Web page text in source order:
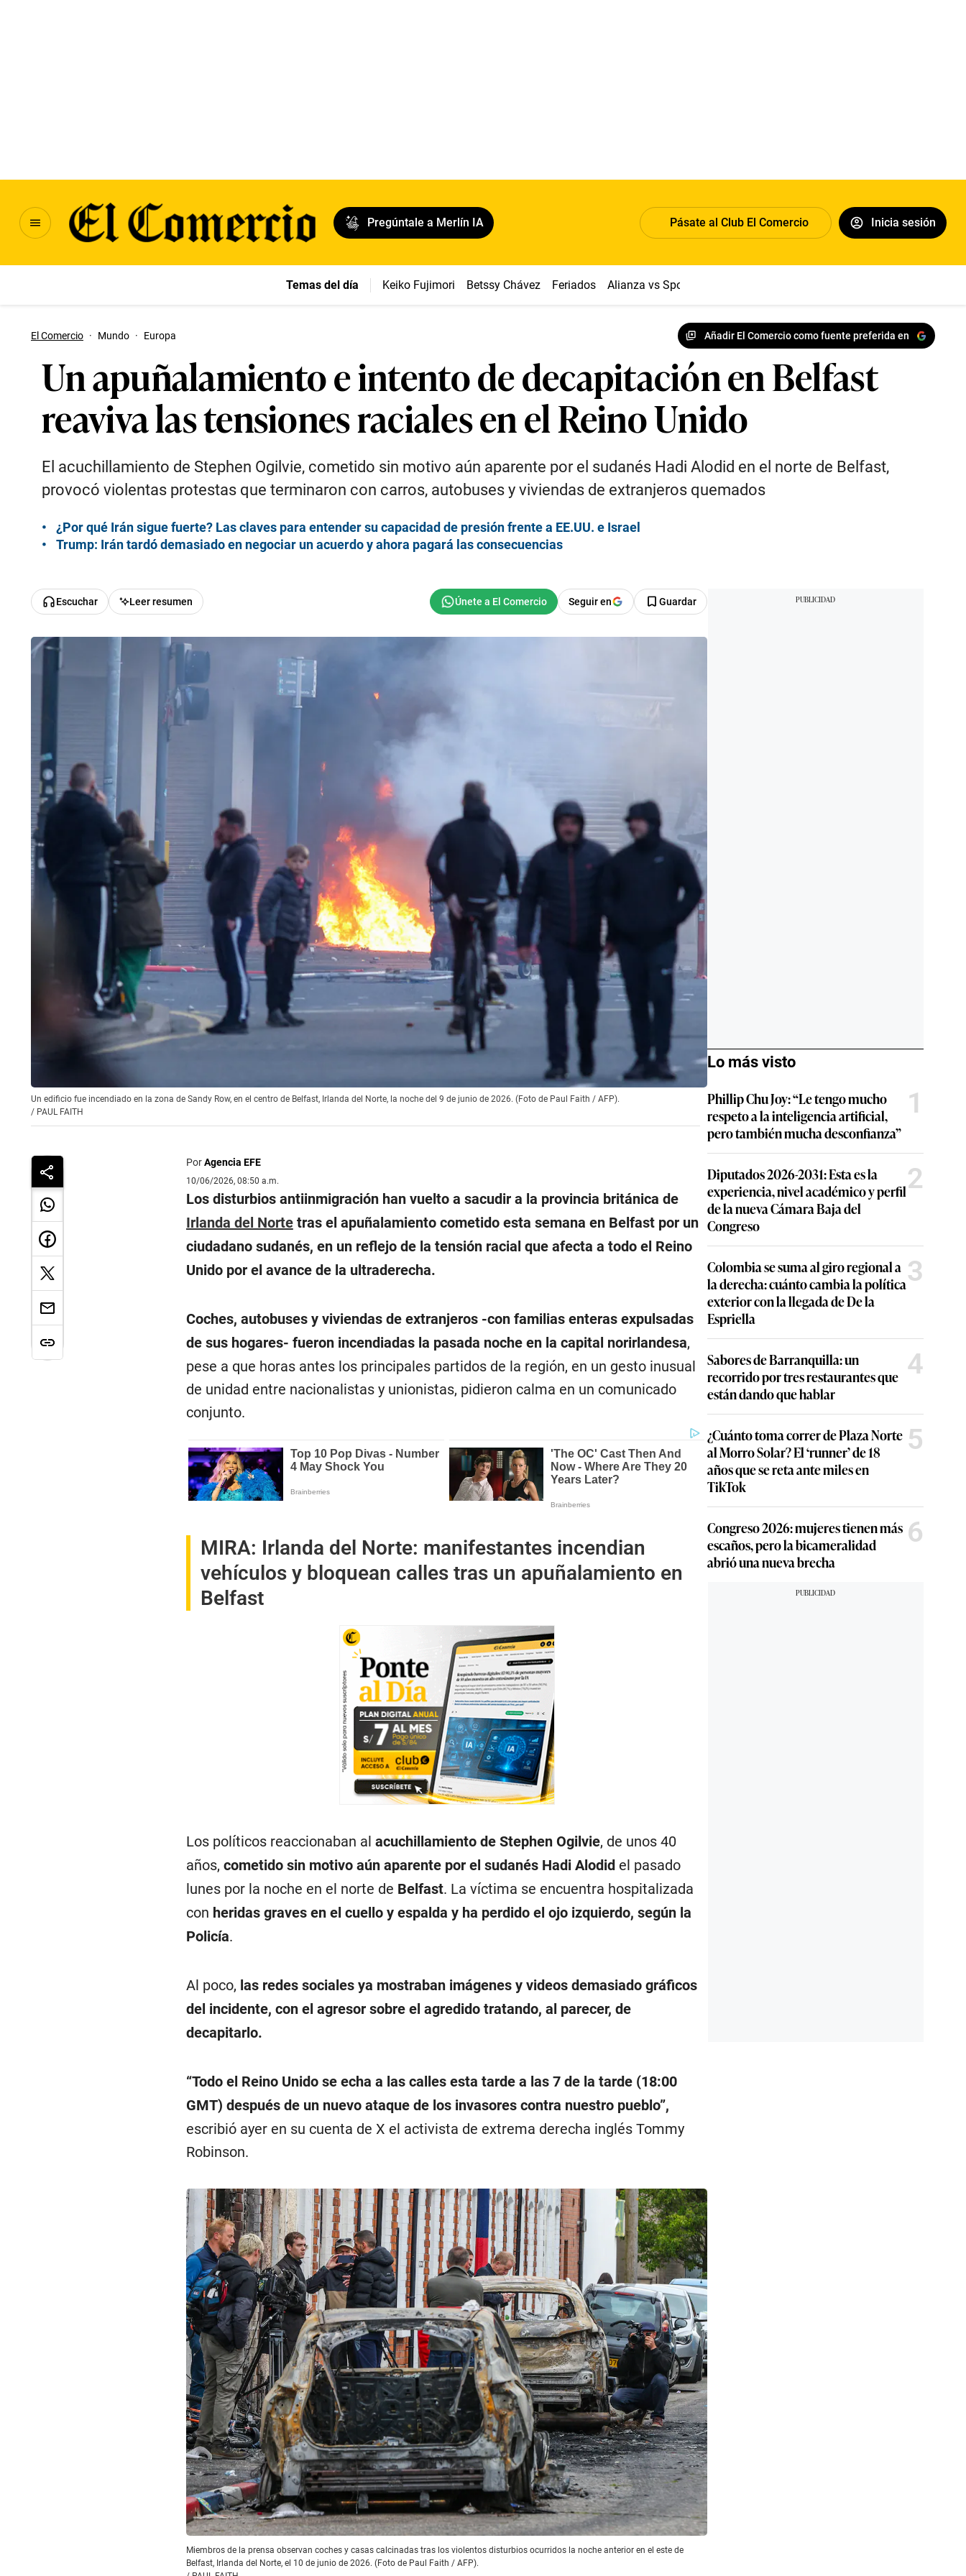
Pregúntale a Merlín IA Pásate al Club El Comercio Inicia sesión
Temas del día Keiko Fujimori Betssy Chávez Feriados Alianza vs Sport Boys
El Comercio · Mundo · Europa Añadir El Comercio como fuente preferida en
Un apuñalamiento e intento de decapitación en Belfast
reaviva las tensiones raciales en el Reino Unido
El acuchillamiento de Stephen Ogilvie, cometido sin motivo aún aparente por el sudanés Hadi Alodid en el norte de Belfast,
provocó violentas protestas que terminaron con carros, autobuses y viviendas de extranjeros quemados
¿Por qué Irán sigue fuerte? Las claves para entender su capacidad de presión frente a EE.UU. e Israel
Trump: Irán tardó demasiado en negociar un acuerdo y ahora pagará las consecuencias
Escuchar Leer resumen Seguir en Guardar
Un edificio fue incendiado en la zona de Sandy Row, en el centro de Belfast, Irlanda del Norte, la noche del 9 de junio de 2026. (Foto de Paul Faith / AFP).
/ PAUL FAITH
PorAgencia EFE
10/06/2026, 08:50 a.m.
Los disturbios antiinmigración han vuelto a sacudir a la provincia británica de
Irlanda del Nortetras el apuñalamiento cometido esta semana en Belfast por un
ciudadano sudanés, en un reflejo de la tensión racial que afecta a todo el Reino
Unido por el avance de la ultraderecha.
Coches, autobuses y viviendas de extranjeros -con familias enteras expulsadas
de sus hogares- fueron incendiadas la pasada noche en la capital norirlandesa,
pese a que horas antes los principales partidos de la región, en un gesto inusual
de unidad entre nacionalistas y unionistas, pidieron calma en un comunicado
conjunto.
MIRA: Irlanda del Norte: manifestantes incendian
vehículos y bloquean calles tras un apuñalamiento en
Belfast
Los políticos reaccionaban al acuchillamiento de Stephen Ogilvie, de unos 40
años, cometido sin motivo aún aparente por el sudanés Hadi Alodidel pasado
lunes por la noche en el norte de Belfast. La víctima se encuentra hospitalizada
con heridas graves en el cuello y espalda y ha perdido el ojo izquierdo, según la
Policía.
Al poco, las redes sociales ya mostraban imágenes y videos demasiado gráficos
del incidente, con el agresor sobre el agredido tratando, al parecer, de
decapitarlo.
“Todo el Reino Unido se echa a las calles esta tarde a las 7 de la tarde (18:00
GMT) después de un nuevo ataque de los invasores contra nuestro pueblo”,
escribió ayer en su cuenta de X el activista de extrema derecha inglés Tommy
Robinson.
Miembros de la prensa observan coches y casas calcinadas tras los violentos disturbios ocurridos la noche anterior en el este de
Belfast, Irlanda del Norte, el 10 de junio de 2026. (Foto de Paul Faith / AFP).
Lo más visto
Phillip Chu Joy: “Le tengo mucho
respeto a la inteligencia artificial,
pero también mucha desconfianza”
1
Diputados 2026-2031: Esta es la
experiencia, nivel académico y perfil
de la nueva Cámara Baja del
Congreso
2
Colombia se suma al giro regional a
la derecha: cuánto cambia la política
exterior con la llegada de De la
Espriella
3
Sabores de Barranquilla: un
recorrido por tres restaurantes que
están dando que hablar
4
¿Cuánto toma correr de Plaza Norte
al Morro Solar? El ‘runner’ de 18
años que se reta ante miles en
TikTok
5
Congreso 2026: mujeres tienen más
escaños, pero la bicameralidad
abrió una nueva brecha
6